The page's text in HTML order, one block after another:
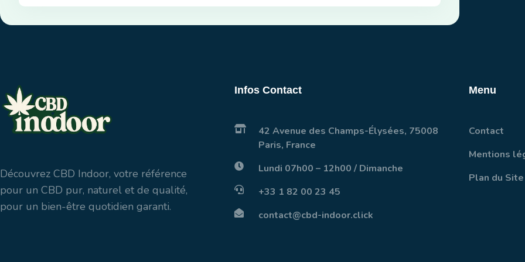
Découvrez CBD Indoor, votre référence
pour un CBD pur, naturel et de qualité,
pour un bien-être quotidien garanti.
Infos Contact
42 Avenue des Champs-Élysées, 75008
Paris, France
Lundi 07h00 – 12h00 / Dimanche
+33 1 82 00 23 45
contact@cbd-indoor.click
Menu
Contact
Mentions
Plan du Site